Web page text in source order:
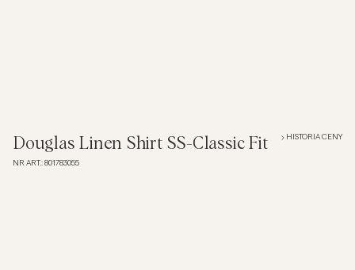
Koszule
Douglas Linen Shirt SS-Classic Fit
NR ART.: 801783055
HISTORIA CENY